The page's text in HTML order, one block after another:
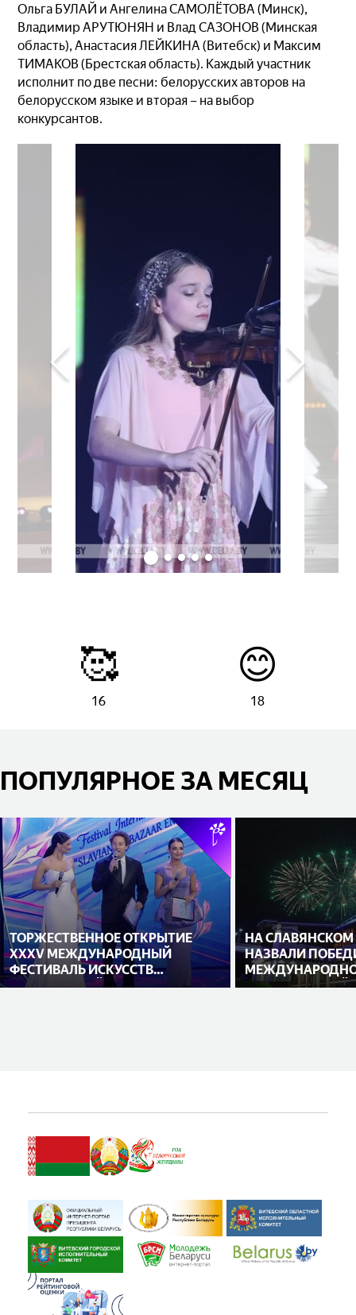
Ольга БУЛАЙ и Ангелина САМОЛЁТОВА (Минск),
Владимир АРУТЮНЯН и Влад САЗОНОВ (Минская
область), Анастасия ЛЕЙКИНА (Витебск) и Максим
ТИМАКОВ (Брестская область). Каждый участник
исполнит по две песни: белорусских авторов на
белорусском языке и вторая – на выбор
конкурсантов.
🥰
16
😊
18
ПОПУЛЯРНОЕ ЗА МЕСЯЦ
ТОРЖЕСТВЕННОЕ ОТКРЫТИЕ
XXXV МЕЖДУНАРОДНЫЙ
ФЕСТИВАЛЬ ИСКУССТВ
«СЛАВЯНСКИЙ БАЗАР В
НА СЛАВЯНСКОМ
НАЗВАЛИ
ИСПОЛНИТЕЛЕЙ